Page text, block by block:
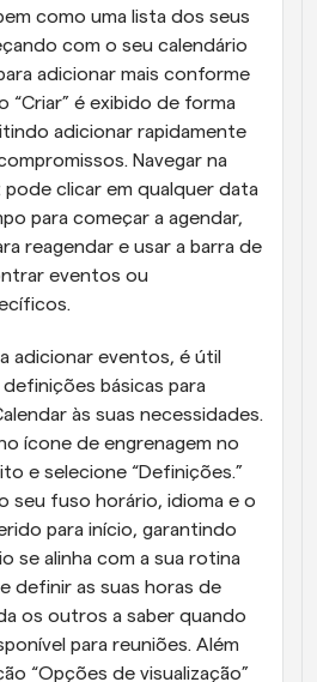
como uma lista dos seus
com o seu calendário
adicionar mais conforme
“Criar” é exibido de forma
adicionar rapidamente
Navegar na
clicar em qualquer data
para começar a agendar,
reagendar e usar a barra de
eventos ou
adicionar eventos, é útil
básicas para
às suas necessidades.
ícone de engrenagem no
e selecione “Definições.”
seu fuso horário, idioma e o
para início, garantindo
se alinha com a sua rotina
definir as suas horas de
os outros a saber quando
para reuniões. Além
“Opções de visualização”